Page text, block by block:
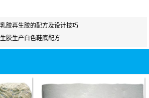
胶再生胶的配方及设计技巧
胶生产白色鞋底配方